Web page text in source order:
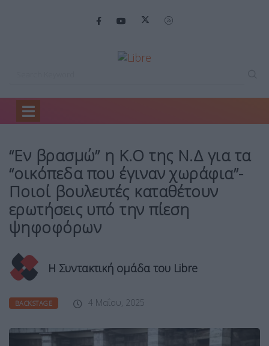
Home
“Εν βρασμώ” η Κ.Ο της Ν.Δ για τα
“οικόπεδα που έγιναν χωράφια”-
Ποιοί βουλευτές καταθέτουν
ερωτήσεις υπό την πίεση
ψηφοφόρων
Η Συντακτική ομάδα του Libre
BACKSTAGE 4 Μαΐου, 2025